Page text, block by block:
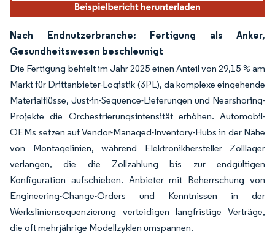
Nach Endnutzerbranche: Fertigung als Anker,
Gesundheitswesen beschleunigt
Die Fertigung behielt im Jahr 2025 einen Anteil von 29,15 % am
Markt für Drittanbieter-Logistik (3PL), da komplexe eingehende
Materialflüsse, Just-in-Sequence-Lieferungen und Nearshoring-
Projekte die Orchestrierungsintensität erhöhen. Automobil-
OEMs setzen auf Vendor-Managed-Inventory-Hubs in der Nähe
von Montagelinien, während Elektronikhersteller Zolllager
verlangen, die die Zollzahlung bis zur endgültigen
Konfiguration aufschieben. Anbieter mit Beherrschung von
Engineering-Change-Orders und Kenntnissen in der
Werksliniensequenzierung verteidigen langfristige Verträge,
die oft mehrjährige Modellzyklen umspannen.